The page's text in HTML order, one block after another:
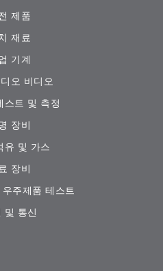
제품
재료
기계
오 비디오
스트 및 측정
장비
유 및 가스
장비
주제품 테스트
및 통신